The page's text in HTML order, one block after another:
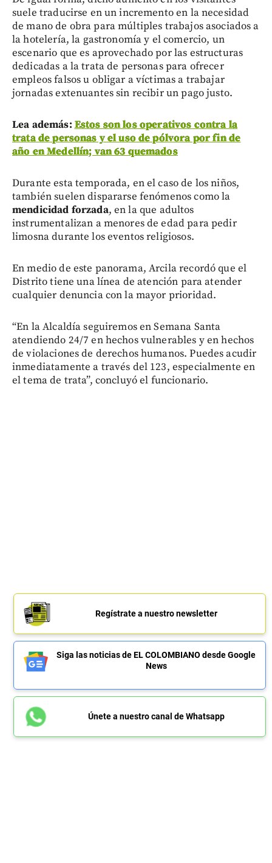
suele traducirse en un incremento en la necesidad
de mano de obra para múltiples trabajos asociados a
la hotelería, la gastronomía y el comercio, un
escenario que es aprovechado por las estructuras
dedicadas a la trata de personas para ofrecer
empleos falsos u obligar a víctimas a trabajar
jornadas extenuantes sin recibir un pago justo.
Lea además: Estos son los operativos contra la
trata de personas y el uso de pólvora por fin de
año en Medellín; van 63 quemados
Durante esta temporada, en el caso de los niños,
también suelen dispararse fenómenos como la
mendicidad forzada, en la que adultos
instrumentalizan a menores de edad para pedir
limosna durante los eventos religiosos.
En medio de este panorama, Arcila recordó que el
Distrito tiene una línea de atención para atender
cualquier denuncia con la mayor prioridad.
“En la Alcaldía seguiremos en Semana Santa
atendiendo 24/7 en hechos vulnerables y en hechos
de violaciones de derechos humanos. Puedes acudir
inmediatamente a través del 123, especialmente en
el tema de trata”, concluyó el funcionario.
Regístrate a nuestro newsletter
Siga las noticias de EL COLOMBIANO desde Google
News
Únete a nuestro canal de Whatsapp